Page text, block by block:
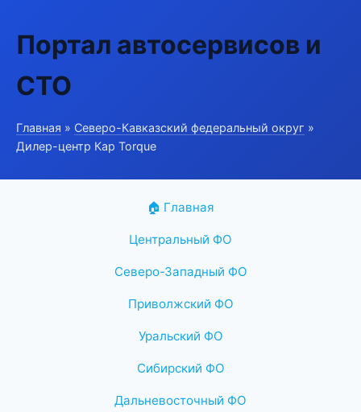
Портал автосервисов и
СТО
Главная » Северо-Кавказский федеральный округ »
Дилер-центр Кар Torque
🏠 Главная
Центральный ФО
Северо-Западный ФО
Приволжский ФО
Уральский ФО
Сибирский ФО
Дальневосточный ФО